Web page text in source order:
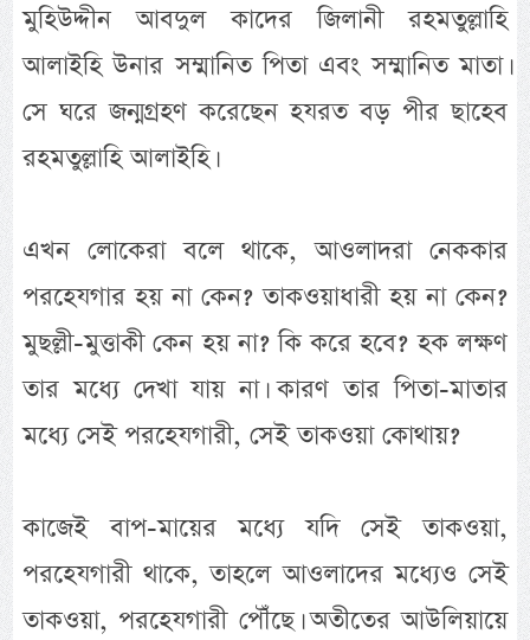
মুহিউদ্দীন আবদুল কাদের জিলানী রহমতুল্লাহি
আলাইহি উনার সম্মানিত পিতা এবং সম্মানিত মাতা।
সে ঘরে জন্মগ্রহণ করেছেন হযরত বড় পীর ছাহেব
রহমতুল্লাহি আলাইহি।
এখন লোকেরা বলে থাকে, আওলাদরা নেককার
পরহেযগার হয় না কেন? তাকওয়াধারী হয় না কেন?
মুছল্লী-মুত্তাকী কেন হয় না? কি করে হবে? হক লক্ষণ
তার মধ্যে দেখা যায় না। কারণ তার পিতা-মাতার
মধ্যে সেই পরহেযগারী, সেই তাকওয়া কোথায়?
কাজেই বাপ-মায়ের মধ্যে যদি সেই তাকওয়া,
পরহেযগারী থাকে, তাহলে আওলাদের মধ্যেও সেই
তাকওয়া, পরহেযগারী পৌঁছে। অতীতের আউলিয়ায়ে